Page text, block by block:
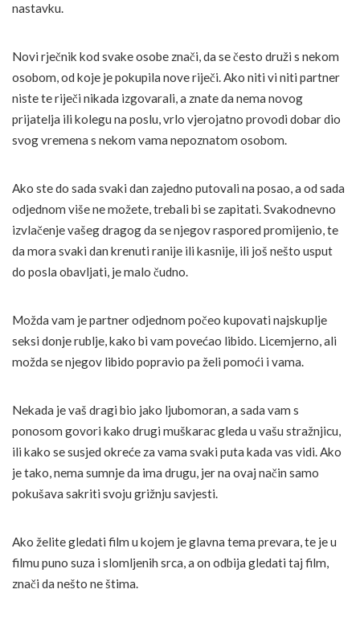
nastavku.
Novi rječnik kod svake osobe znači, da se često druži s nekom
osobom, od koje je pokupila nove riječi. Ako niti vi niti partner
niste te riječi nikada izgovarali, a znate da nema novog
prijatelja ili kolegu na poslu, vrlo vjerojatno provodi dobar dio
svog vremena s nekom vama nepoznatom osobom.
Ako ste do sada svaki dan zajedno putovali na posao, a od sada
odjednom više ne možete, trebali bi se zapitati. Svakodnevno
izvlačenje vašeg dragog da se njegov raspored promijenio, te
da mora svaki dan krenuti ranije ili kasnije, ili još nešto usput
do posla obavljati, je malo čudno.
Možda vam je partner odjednom počeo kupovati najskuplje
seksi donje rublje, kako bi vam povećao libido. Licemjerno, ali
možda se njegov libido popravio pa želi pomoći i vama.
Nekada je vaš dragi bio jako ljubomoran, a sada vam s
ponosom govori kako drugi muškarac gleda u vašu stražnjicu,
ili kako se susjed okreće za vama svaki puta kada vas vidi. Ako
je tako, nema sumnje da ima drugu, jer na ovaj način samo
pokušava sakriti svoju grižnju savjesti.
Ako želite gledati film u kojem je glavna tema prevara, te je u
filmu puno suza i slomljenih srca, a on odbija gledati taj film,
znači da nešto ne štima.